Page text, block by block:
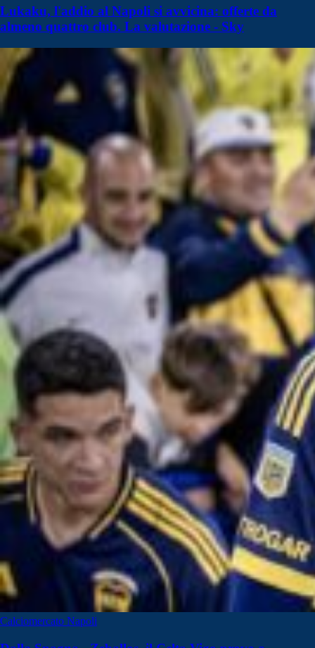
Lukaku, l'addio al Napoli si avvicina: offerte da
almeno quattro club. La valutazione - Sky
Calciomercato Napoli